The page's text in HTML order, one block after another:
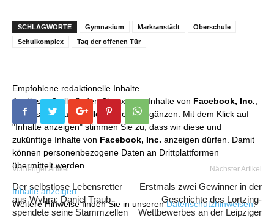
SCHLAGWORTE Gymnasium Markranstädt
Oberschule
Schulkomplex
Tag der offenen Tür
Empfohlene redaktionelle Inhalte
An dieser Stelle finden Sie externe Inhalte von Facebook, Inc.
die unser redaktionelles Angebot ergänzen. Mit dem Klick auf
"Inhalte anzeigen" stimmen Sie zu, dass wir diese und
zukünftige Inhalte von Facebook, Inc. anzeigen dürfen. Damit
können personenbezogene Daten an Drittplattformen
übermittelt werden.
Inhalte anzeigen
Weitere Hinweise finden Sie in unserenDatenschutzhinweisen.
Vorheriger Artikel
Der selbstlose Lebensretter
aus Wyhra: Daniel Traub
spendete seine Stammzellen
Nächster Artikel
Erstmals zwei Gewinner in der
Geschichte des Lortzing-
Wettbewerbes an der Leipziger